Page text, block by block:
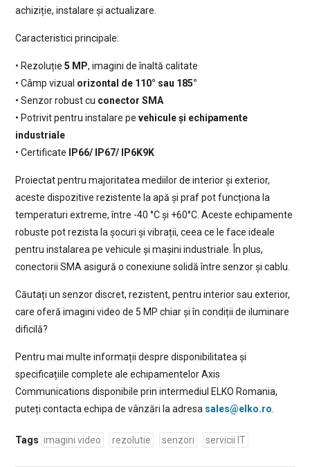
achiziție, instalare și actualizare.
Caracteristici principale:
• Rezoluție 5 MP, imagini de înaltă calitate
• Câmp vizual orizontal de 110° sau 185°
• Senzor robust cu conector SMA
• Potrivit pentru instalare pe vehicule și echipamente
industriale
• Certificate
IP66/ IP67/ IP6K9K
Proiectat pentru majoritatea mediilor de interior și exterior,
aceste dispozitive rezistente la apă și praf pot funcționa la
temperaturi extreme, între -40 °C și +60°C. Aceste echipamente
robuste pot rezista la șocuri și vibrații, ceea ce le face ideale
pentru instalarea pe vehicule și mașini industriale. În plus,
conectorii SMA asigură o conexiune solidă între senzor și cablu.
Căutați un senzor discret, rezistent, pentru interior sau exterior,
care oferă imagini video de 5 MP chiar și în condiții de iluminare
dificilă?
Pentru mai multe informații despre disponibilitatea și
specificațiile complete ale echipamentelor Axis
Communications disponibile prin intermediul ELKO Romania,
puteți contacta echipa de vânzări la adresa sales@elko.ro.
Tags imagini video rezolutie senzori servicii IT